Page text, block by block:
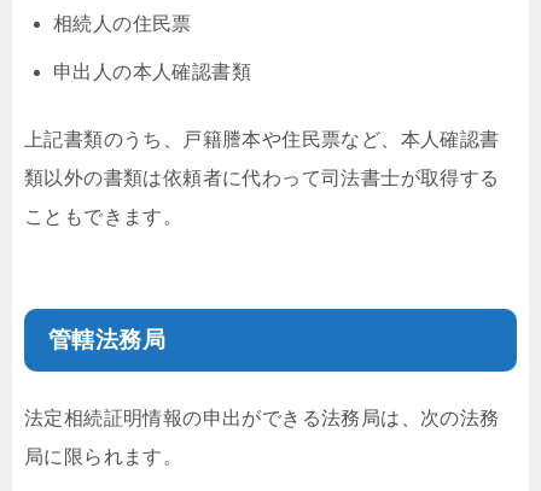
相続人の住民票
申出人の本人確認書類
上記書類のうち、戸籍謄本や住民票など、本人確認書
類以外の書類は依頼者に代わって司法書士が取得する
こともできます。
管轄法務局
法定相続証明情報の申出ができる法務局は、次の法務
局に限られます。